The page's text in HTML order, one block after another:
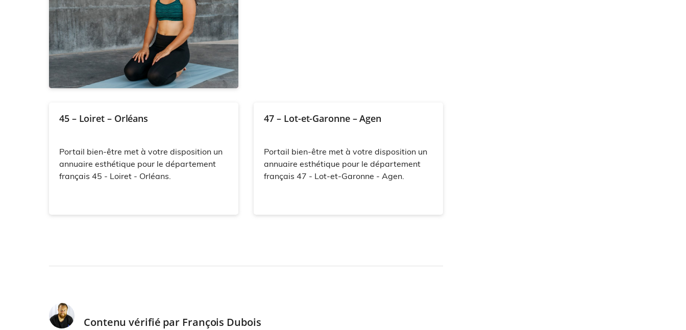
45 – Loiret – Orléans
Portail bien-être met à votre disposition un
annuaire esthétique pour le département
français 45 - Loiret - Orléans.
47 – Lot-et-Garonne – Agen
Portail bien-être met à votre disposition un
annuaire esthétique pour le département
français 47 - Lot-et-Garonne - Agen.
Contenu vérifié par François Dubois